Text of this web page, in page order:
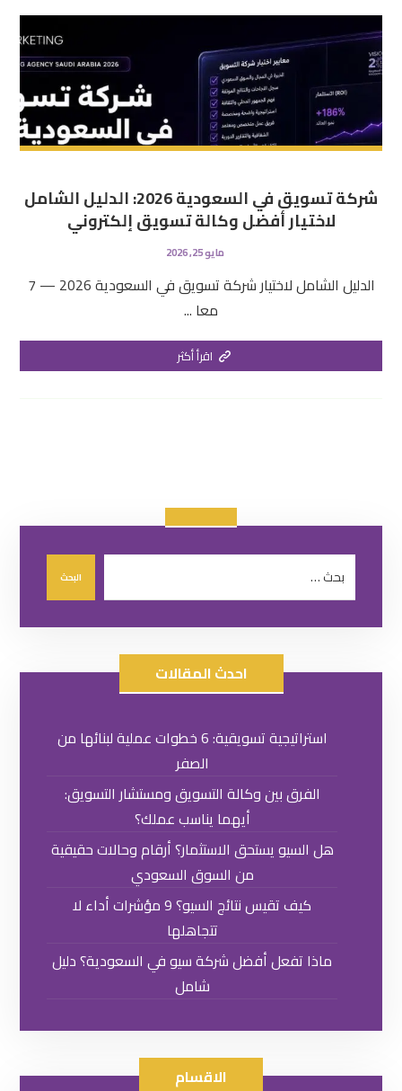
شركة تسويق في السعودية 2026: الدليل الشامل
لاختيار أفضل وكالة تسويق إلكتروني
مايو 25, 2026
الدليل الشامل لاختيار شركة تسويق في السعودية 2026 — 7
معا ...
اقرأ أكثر
احدث المقالات
استراتيجية تسويقية: 6 خطوات عملية لبنائها من
الصفر
الفرق بين وكالة التسويق ومستشار التسويق:
أيهما يناسب عملك؟
هل السيو يستحق الاستثمار؟ أرقام وحالات حقيقية
من السوق السعودي
كيف تقيس نتائج السيو؟ 9 مؤشرات أداء لا
تتجاهلها
ماذا تفعل أفضل شركة سيو في السعودية؟ دليل
شامل
الاقسام